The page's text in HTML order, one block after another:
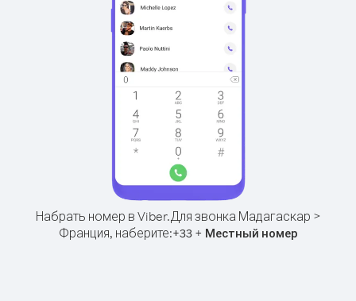
Набрать номер в Viber.Для звонка Мадагаскар >
Франция, наберите:+33+ Местный номер